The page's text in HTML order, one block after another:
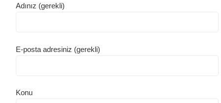
Adınız (gerekli)
E-posta adresiniz (gerekli)
Konu